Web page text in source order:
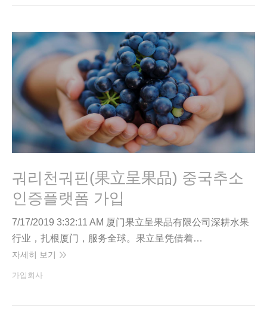
궈리천궈핀(果立呈果品) 중국추소
인증플랫폼 가입
7/17/2019 3:32:11 AM 厦门果立呈果品有限公司深耕水果
行业，扎根厦门，服务全球。果立呈凭借着…
자세히 보기
가입회사